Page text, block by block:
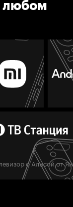
любом
с Алисой от